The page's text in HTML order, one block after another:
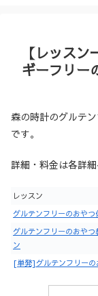
【レッス
ギーフリー
森の時計のグルテ
です。
詳細・料金は各詳
レッスン
グルテンフリーのおやつ
グルテンフリーのおやつ
ン
[単発]グルテンフリーの